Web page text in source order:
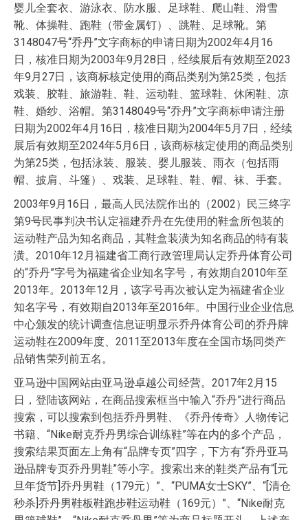
婴儿全套衣、游泳衣、防水服、足球鞋、爬山鞋、滑雪
靴、体操鞋、跑鞋（带金属钉）、跳鞋、足球靴。第
3148047号“乔丹”文字商标的申请日期为2002年4月16
日，核准日期为2003年9月28日，经续展后有效期至2023
年9月27日，该商标核定使用的商品类别为第25类，包括
戏装、胶鞋、旅游鞋、鞋、运动鞋、篮球鞋、休闲鞋、凉
鞋、婚纱、浴帽。第3148049号“乔丹”文字商标申请注册
日期为2002年4月16日，核准日期为2004年5月7日，经续
展后有效期至2024年5月6日，该商标核定使用的商品类别
为第25类，包括泳装、服装、婴儿服装、雨衣（包括雨
帽、披肩、斗篷）、戏装、足球鞋、鞋、帽、袜、手套。
2003年9月16日，最高人民法院作出的（2002）民三终字
第9号民事判决书认定福建乔丹在先使用的鞋盒所包装的
运动鞋产品为知名商品，其鞋盒装潢为知名商品的特有装
潢。2010年12月福建省工商行政管理局认定乔丹体育公司
的“乔丹”字号为福建省企业知名字号，有效期自2010年至
2013年。2013年12月，该字号再次被认定为福建省企业
知名字号，有效期自2013年至2016年。中国行业企业信息
中心颁发的统计调查信息证明显示乔丹体育公司的乔丹牌
运动鞋在2009年度、2011至2013年度在全国市场同类产
品销售荣列前五名。
亚马逊中国网站由亚马逊卓越公司经营。2017年2月15
日，登陆该网站，在商品搜索框当中输入“乔丹”进行商品
搜索，可以搜索到包括乔丹男鞋、《乔丹传奇》人物传记
书籍、“Nike耐克乔丹男综合训练鞋”等在内的多个产品，
搜索结果页面左上角有“品牌专页”四字，下方有“乔丹亚马
逊品牌专页乔丹男鞋”等小字。搜索出来的鞋类产品有“[元
旦年货节]乔丹男鞋（179元）”、“PUMA女士SKY”、“[清仓
秒杀]乔丹男鞋板鞋跑步鞋运动鞋（169元）”、“Nike耐克